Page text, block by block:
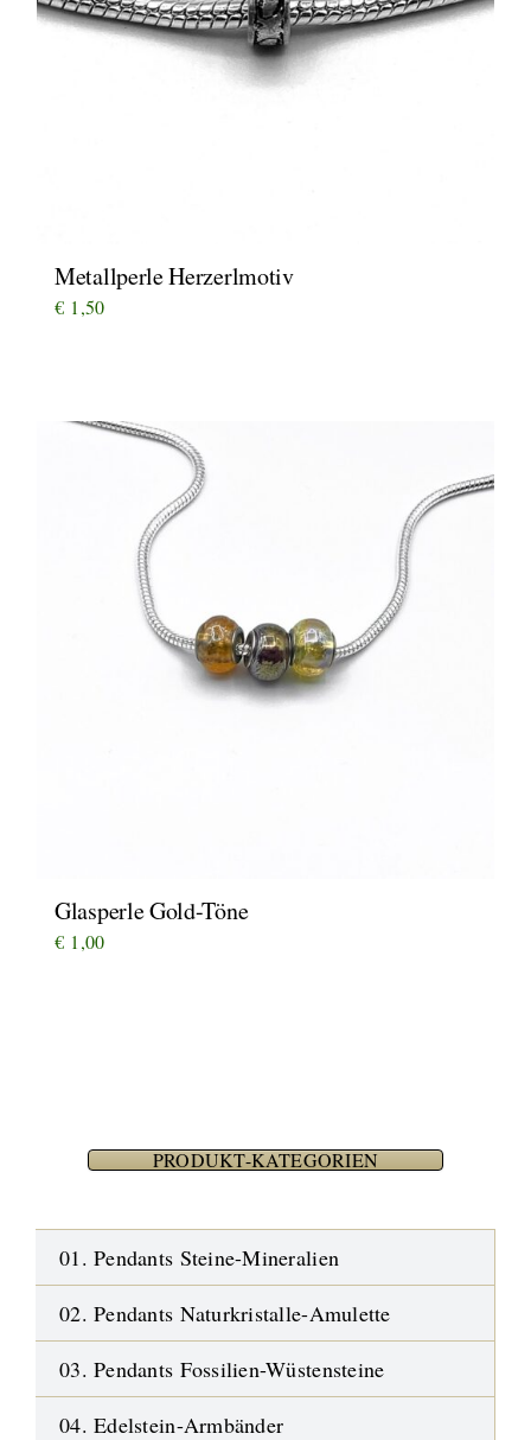
Metallperle Herzerlmotiv
€ 1,50
Glasperle Gold-Töne
€ 1,00
PRODUKT-KATEGORIEN
01. Pendants Steine-Mineralien
02. Pendants Naturkristalle-Amulette
03. Pendants Fossilien-Wüstensteine
04. Edelstein-Armbänder